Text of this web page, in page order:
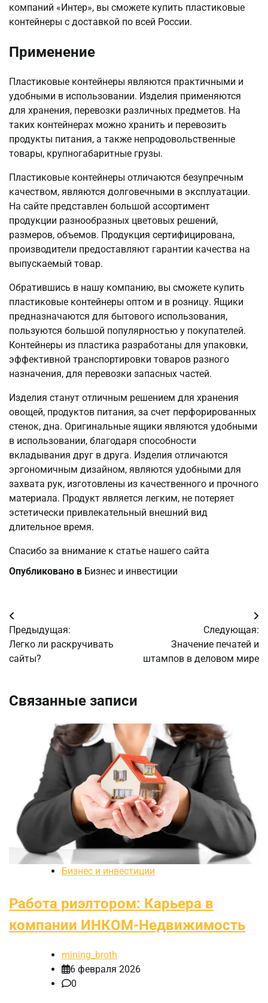
компаний «Интер», вы сможете купить пластиковые
контейнеры с доставкой по всей России.
Применение
Пластиковые контейнеры являются практичными и
удобными в использовании. Изделия применяются
для хранения, перевозки различных предметов. На
таких контейнерах можно хранить и перевозить
продукты питания, а также непродовольственные
товары, крупногабаритные грузы.
Пластиковые контейнеры отличаются безупречным
качеством, являются долговечными в эксплуатации.
На сайте представлен большой ассортимент
продукции разнообразных цветовых решений,
размеров, объемов. Продукция сертифицирована,
производители предоставляют гарантии качества на
выпускаемый товар.
Обратившись в нашу компанию, вы сможете купить
пластиковые контейнеры оптом и в розницу. Ящики
предназначаются для бытового использования,
пользуются большой популярностью у покупателей.
Контейнеры из пластика разработаны для упаковки,
эффективной транспортировки товаров разного
назначения, для перевозки запасных частей.
Изделия станут отличным решением для хранения
овощей, продуктов питания, за счет перфорированных
стенок, дна. Оригинальные ящики являются удобными
в использовании, благодаря способности
вкладывания друг в друга. Изделия отличаются
эргономичным дизайном, являются удобными для
захвата рук, изготовлены из качественного и прочного
материала. Продукт является легким, не потеряет
эстетически привлекательный внешний вид
длительное время.
Спасибо за внимание к статье нашего сайта
Опубликовано в Бизнес и инвестиции
Навигация
по
записям
Предыдущая:
Легко ли раскручивать
сайты?
Следующая:
Значение печатей и
штампов в деловом мире
Связанные записи
Бизнес и инвестиции
Работа риэлтором: Карьера в
компании ИНКОМ-Недвижимость
mining_broth
6 февраля 2026
0